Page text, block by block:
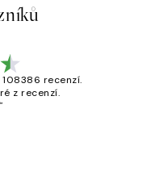
108386 recenzí.
z recenzí.